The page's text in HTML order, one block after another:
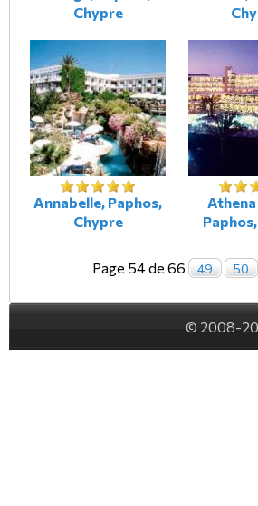
Chypre
Annabelle, Paphos,
Chypre
Athena
Page 54 de 66 49 50
© 2008-